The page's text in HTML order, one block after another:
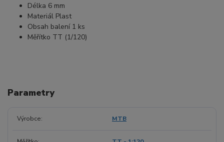
Délka 6 mm
Materiál Plast
Obsah balení 1 ks
Měřítko TT (1/120)
Parametry
Výrobce MTB